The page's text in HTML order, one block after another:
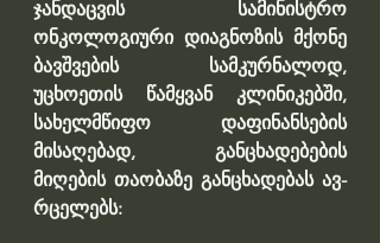
ჯან­დაც­ვის სა­მი­ნის­ტრო
ონკოლოგიური დიაგნოზის მქონე
ბავშვების სამკურნალოდ,
უცხოეთის წამყვან კლინიკებში,
სახელმწიფო დაფინანსების
მისაღებად, განცხადებების
მიღების თა­ო­ბა­ზე გან­ცხა­დე­ბას ავ­
რცე­ლებს: